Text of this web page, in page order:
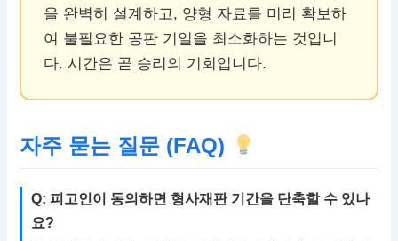
을 완벽히 설계하고, 양형 자료를 미리 확보하
여 불필요한 공판 기일을 최소화하는 것입니
다. 시간은 곧 승리의 기회입니다.
자주 묻는 질문 (FAQ)
Q: 피고인이 동의하면 형사재판 기간을 단축할 수 있나
요?